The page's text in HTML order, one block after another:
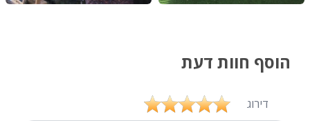
הוסף חוות דעת
דירוג